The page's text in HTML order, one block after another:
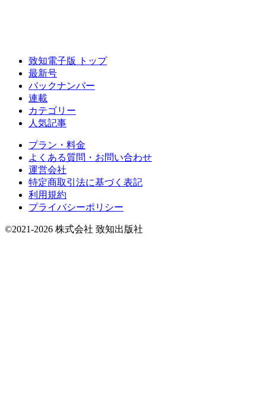
致知電子版 トップ
最新号
バックナンバー
連載
カテゴリー
人気記事
プラン・料金
よくある質問・お問い合わせ
運営会社
特定商取引法に基づく表記
利用規約
プライバシーポリシー
©2021-2026 株式会社 致知出版社